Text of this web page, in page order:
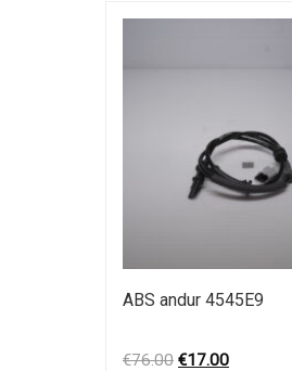
ABS andur 4545E9
€76.00 Original
€17.00Current